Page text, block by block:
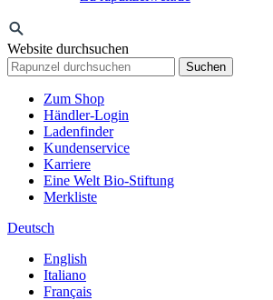
Website durchsuchen
Suchen
Zum Shop
Händler-Login
Ladenfinder
Kundenservice
Karriere
Eine Welt Bio-Stiftung
Merkliste
Deutsch
English
Italiano
Français